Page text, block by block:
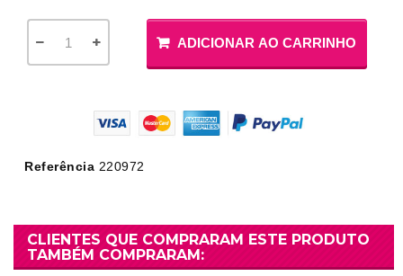
ADICIONAR AO CARRINHO
Referência 220972
CLIENTES QUE COMPRARAM ESTE PRODUTO
TAMBÉM COMPRARAM: